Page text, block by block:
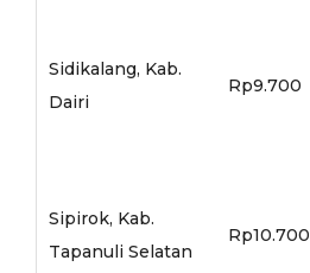
Sidikalang, Kab.
Dairi
Rp9.700
Sipirok, Kab.
Tapanuli Selatan
Rp10.700